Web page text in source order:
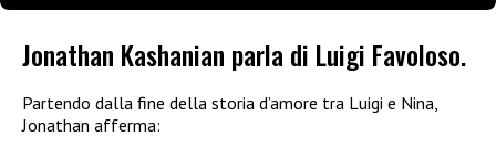
Jonathan Kashanian parla di Luigi Favoloso.
Partendo dalla fine della storia d’amore tra Luigi e Nina,
Jonathan afferma: